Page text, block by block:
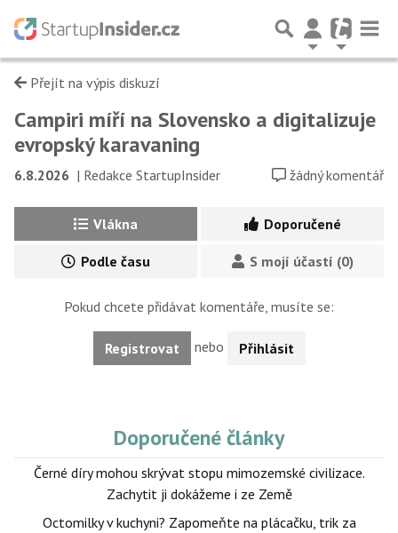
Přejít na výpis diskuzí
Campiri míří na Slovensko a digitalizuje
evropský karavaning
6.8.2026 | Redakce StartupInsider žádný komentář
Vlákna Doporučené
Podle času S mojí účastí (0)
Pokud chcete přidávat komentáře, musíte se:
Registrovat nebo Přihlásit
Doporučené články
Černé díry mohou skrývat stopu mimozemské civilizace.
Zachytit ji dokážeme i ze Země
Octomilky v kuchyni? Zapomeňte na plácačku, trik za